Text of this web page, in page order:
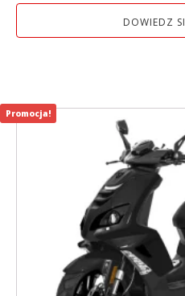
wynosiła:
wynosi:
6
DOWIEDZ
Promocja!